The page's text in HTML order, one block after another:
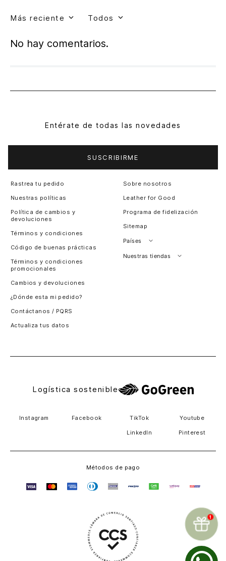
Más reciente Todos
No hay comentarios.
Entérate de todas las novedades
SUSCRIBIRME
Rastrea tu pedido
Nuestras políticas
Política de cambios y
devoluciones
Términos y condiciones
Código de buenas prácticas
Términos y condiciones
promocionales
Cambios y devoluciones
¿Dónde esta mi pedido?
Contáctanos / PQRS
Actualiza tus datos
Sobre nosotros
Leather for Good
Programa de fidelización
Sitemap
Países
Perú
Nuestras tiendas
Logística sostenible
Instagram Facebook TikTok Youtube
LinkedIn Pinterest
Métodos de pago